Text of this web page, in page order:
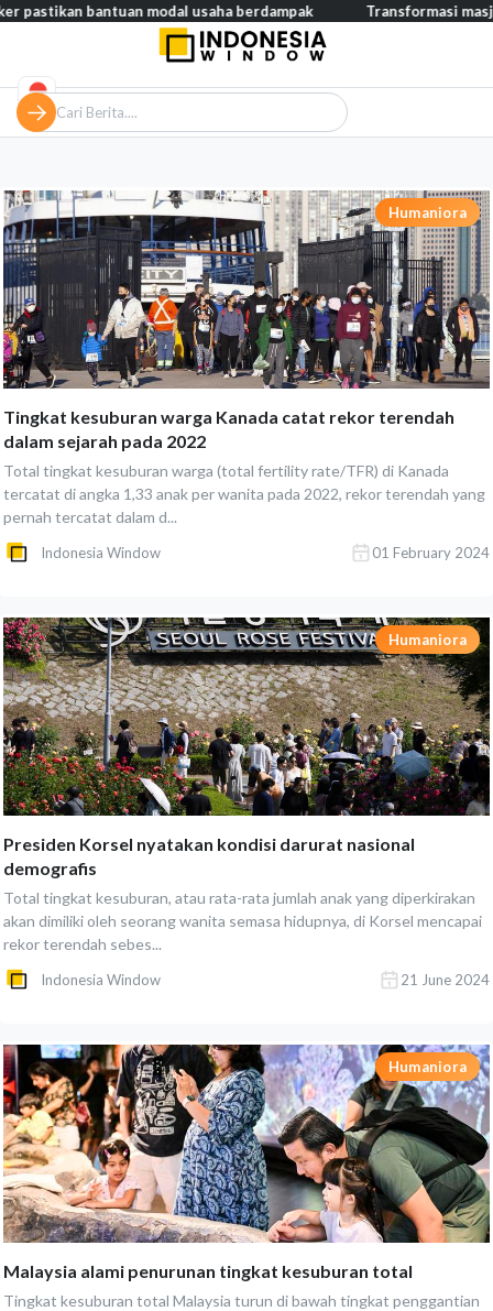
Humaniora
Tingkat kesuburan warga Kanada catat rekor terendah
dalam sejarah pada 2022
Total tingkat kesuburan warga (total fertility rate/TFR) di Kanada
tercatat di angka 1,33 anak per wanita pada 2022, rekor terendah yang
pernah tercatat dalam d...
Indonesia Window 01 February 2024
Humaniora
Presiden Korsel nyatakan kondisi darurat nasional
demografis
Total tingkat kesuburan, atau rata-rata jumlah anak yang diperkirakan
akan dimiliki oleh seorang wanita semasa hidupnya, di Korsel mencapai
rekor terendah sebes...
Indonesia Window 21 June 2024
Humaniora
Malaysia alami penurunan tingkat kesuburan total
Tingkat kesuburan total Malaysia turun di bawah tingkat penggantian
bantuan modal usaha berdampak Transformasi masjid